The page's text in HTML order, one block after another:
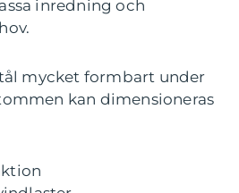
inredning och
mycket formbart under
kan dimensioneras